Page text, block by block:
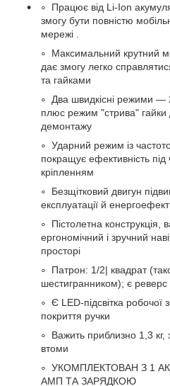
Працює від Li-Ion
змогу бути повністю
мережі .
Максимальний крутний
дає змогу легко
та гайками
Два швидкісні режими —
плюс режим "стрива" гайки
демонтажу
Ударний режим із
покращує ефективність під
кріпленням
Безщітковий двигун
експлуатації й
Пістолетна конструкція,
ергономічний і зручний
просторі
Патрон: 1/2| квадрат
шестигранником); є реверс
Є LED-підсвітка робочої
покриття ручки
Важить приблизно 1,3 кг,
втоми
УКОМПЛЕКТОВАН З 1
АМП ТА ЗАРЯДКОЮ